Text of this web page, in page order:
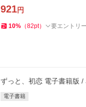
921円
10% （82pt） 要エントリー
ずっと、初恋 電子書籍版 /
電子書籍